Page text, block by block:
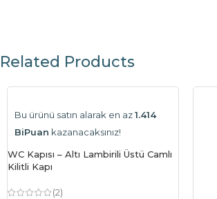
Related Products
Bu ürünü satın alarak en az1.414
BiPuan kazanacaksınız!
WC Kapısı – Altı Lambirili Üstü Camlı
Kilitli Kapı
(2)